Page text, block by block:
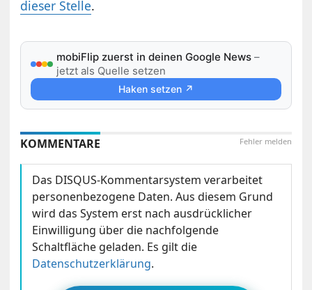
dieser Stelle.
mobiFlip zuerst in deinen Google News –
jetzt als Quelle setzen
Haken setzen ↗
Fehler melden
KOMMENTARE
Das DISQUS-Kommentarsystem verarbeitet
personenbezogene Daten. Aus diesem Grund
wird das System erst nach ausdrücklicher
Einwilligung über die nachfolgende
Schaltfläche geladen. Es gilt die
Datenschutzerklärung.